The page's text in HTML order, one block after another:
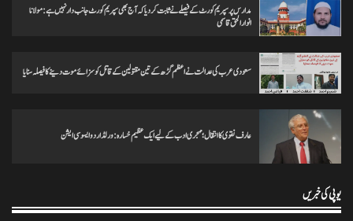
مدارس پر سپریم کورٹ کے فیصلے نے ثابت کردیا کہ آج بھی سپریم کورٹ جانب دار نہیں ہے: مولانا
انوارالحق قاسمی
سعودی عرب کی عدالت نے اعظم گڑھ کے تین مقتولین کے قاتل کو سزائے موت دینے کا فیصلہ سنایا
عارف نقوی کا انتقال؛ مہجری ادب کے لیے ایک عظیم خسارہ: ورلڈ اردو ایسوسی ایشن
یوپی کی خبریں
ختم نبوت ہر کلمہ گو کی میراث تحریک چلاکرسب کے ایمان کی حفاظت کریں